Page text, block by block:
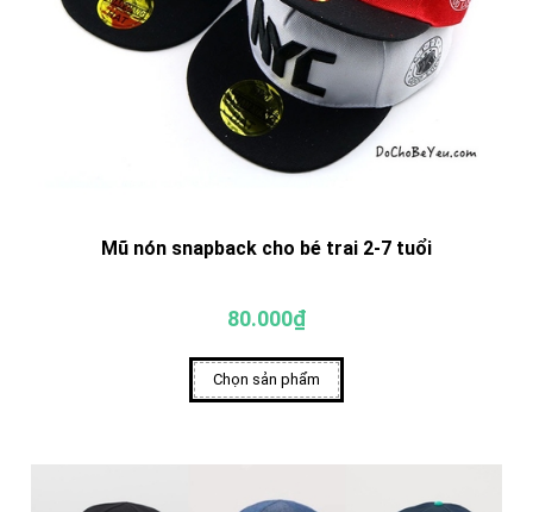
Mũ nón snapback cho bé trai 2-7 tuổi
80.000₫
Chọn sản phẩm